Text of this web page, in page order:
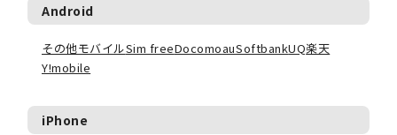
Android
その他モバイルSim freeDocomoauSoftbankUQ楽天
Y!mobile
iPhone